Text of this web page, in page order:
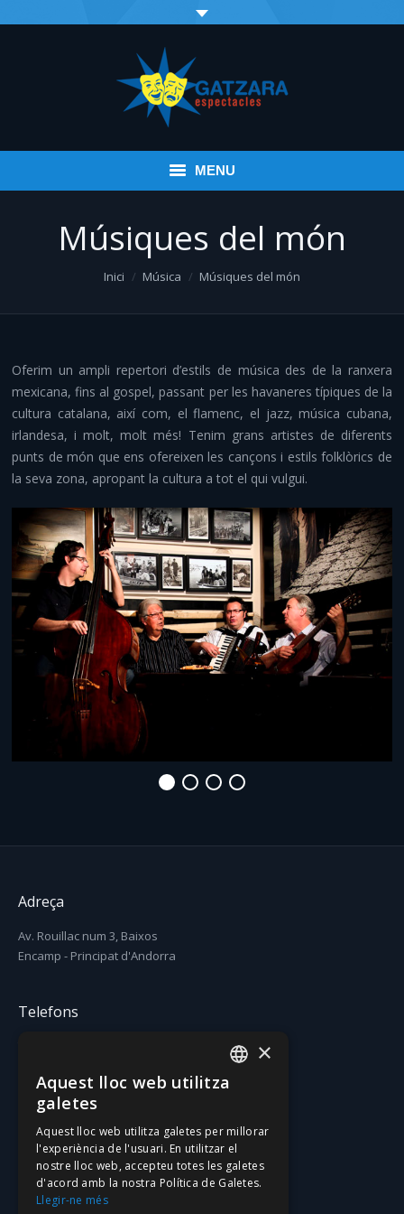
MENU
Esdeveniments
Música
Comiats i aventura
Altres serveis
Infraestructures i material
Contacte
Músiques del món
Inici Música Músiques del món
Oferim un ampli repertori d’estils de música des de la ranxera
mexicana, fins al gospel, passant per les havaneres típiques de la
cultura catalana, així com, el flamenc, el jazz, música cubana,
irlandesa, i molt, molt més! Tenim grans artistes de diferents
punts de món que ens ofereixen les cançons i estils folklòrics de
la seva zona, apropant la cultura a tot el qui vulgui.
Adreça
Av. Rouillac num 3, Baixos
Encamp - Principat d'Andorra
Telefons
gatzara@gatzara.com
SPANISH
×
Aquest lloc web utilitza
galetes
Aquest lloc web utilitza galetes per millorar
l'experiència de l'usuari. En utilitzar el
nostre lloc web, accepteu totes les galetes
d'acord amb la nostra Política de Galetes.
Llegir-ne més